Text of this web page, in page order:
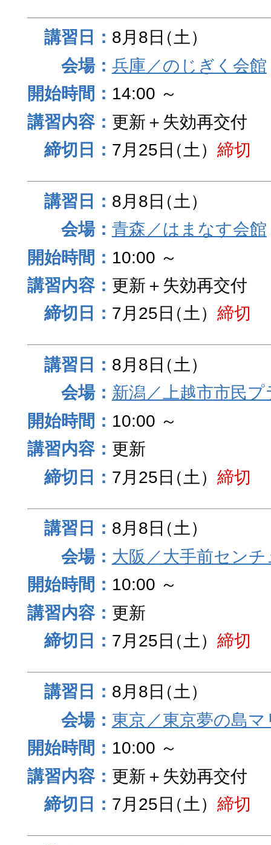
8月8日（土）
兵庫／のじぎく会館
14:00 ～
更新＋失効再交付
7月25日（土） 締切
8月8日（土）
青森／はまなす会館
10:00 ～
更新＋失効再交付
7月25日（土） 締切
8月8日（土）
新潟／上越市市民プ
10:00 ～
更新
7月25日（土） 締切
8月8日（土）
大阪／大手前セン
10:00 ～
更新
7月25日（土） 締切
8月8日（土）
東京／東京夢の島マ
10:00 ～
更新＋失効再交付
7月25日（土） 締切